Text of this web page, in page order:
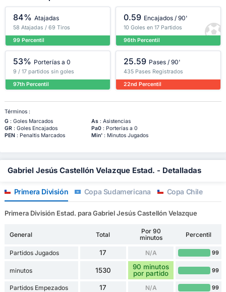
84% Atajadas
58 Atajadas / 69 Tiros
99 Percentil
0.59 Encajados / 90'
10 Goles en 17 Partidos
96th Percentil
53% Porterías a 0
9 / 17 partidos sin goles
97th Percentil
25.59 Pases / 90'
435 Pases Registrados
22nd Percentil
Términos :
G: Goles Marcados As: Asistencias
GR: Goles Encajados Pa0: Porterías a 0
PEN : Penaltis Marcados Min': Minutos Jugados
Gabriel Jesús Castellón Velazque Estad. - Detalladas
Primera División Copa Sudamericana Copa Chile
Primera División Estad. para Gabriel Jesús Castellón Velazque
General Total
Por 90
minutos
Percentil
Partidos Jugados 17 N/A 99
minutos 1530
90 minutos
por partido
99
Partidos Empezados 17 N/A 99